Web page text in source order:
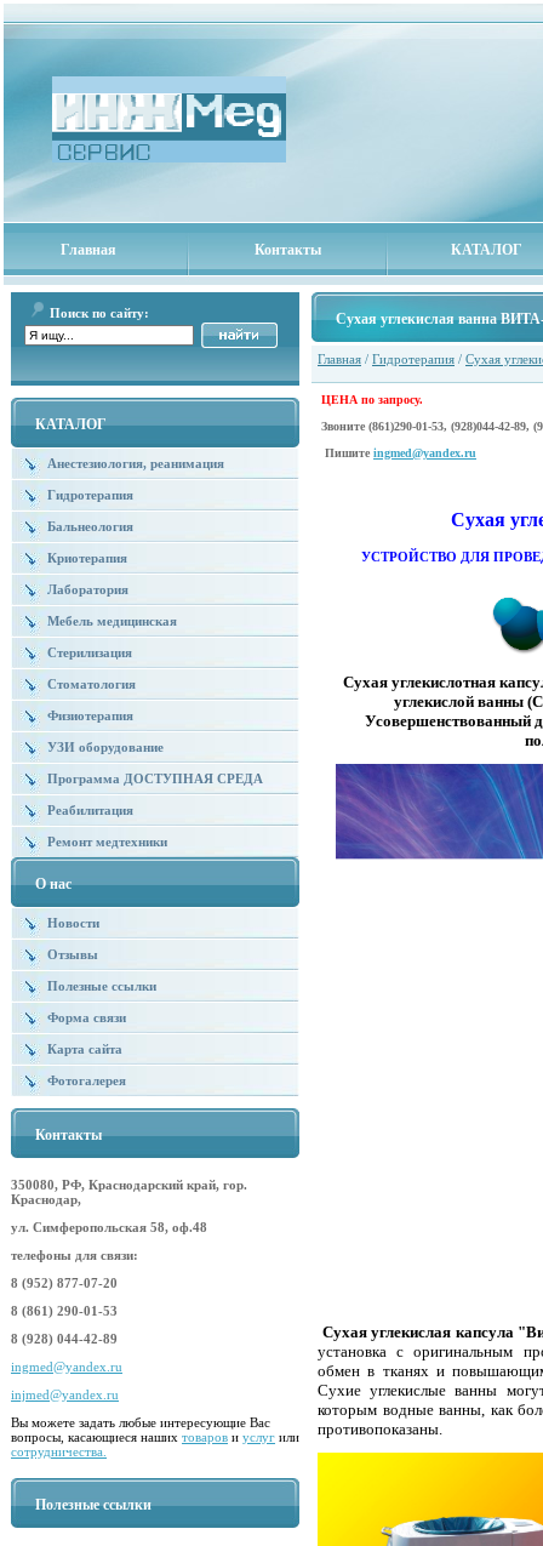
Главная Контакты КАТАЛОГ
Поиск по сайту:
КАТАЛОГ
Анестезиология, реанимация
Гидротерапия
Бальнеология
Криотерапия
Лаборатория
Мебель медицинская
Стерилизация
Стоматология
Физиотерапия
УЗИ оборудование
Программа ДОСТУПНАЯ СРЕДА
Реабилитация
Ремонт медтехники
О нас
Новости
Отзывы
Полезные ссылки
Форма связи
Карта сайта
Фотогалерея
Контакты
350080, РФ, Краснодарский край, гор.
Краснодар,
ул. Симферопольская 58, оф.48
телефоны для связи:
8 (952) 877-07-20
8 (861) 290-01-53
8 (928) 044-42-89
ingmed@yandex.ru
injmed@yandex.ru
Вы можете задать любые интересующие Вас
вопросы, касающиеся наших товаров и услуг или
сотрудничества.
Полезные ссылки
Сухая углекислая ванна
Главная / Гидротерапия / Сухая
ЦЕНА по запросу.
Звоните (861)290-01-53, (928)044-42-89,
Пишите ingmed@yandex.ru
Сухая
УСТРОЙСТВО ДЛЯ
Сухая углекислотная
углекислой ванны
Усовершенствованный
Сухая углекислая капсула
установка с оригинальным
обмен в тканях и повышающим
Сухие углекислые ванны
которым водные ванны, как
противопоказаны.